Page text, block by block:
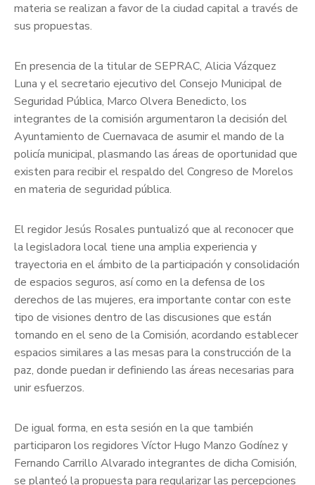
materia se realizan a favor de la ciudad capital a través de
sus propuestas.
En presencia de la titular de SEPRAC, Alicia Vázquez
Luna y el secretario ejecutivo del Consejo Municipal de
Seguridad Pública, Marco Olvera Benedicto, los
integrantes de la comisión argumentaron la decisión del
Ayuntamiento de Cuernavaca de asumir el mando de la
policía municipal, plasmando las áreas de oportunidad que
existen para recibir el respaldo del Congreso de Morelos
en materia de seguridad pública.
El regidor Jesús Rosales puntualizó que al reconocer que
la legisladora local tiene una amplia experiencia y
trayectoria en el ámbito de la participación y consolidación
de espacios seguros, así como en la defensa de los
derechos de las mujeres, era importante contar con este
tipo de visiones dentro de las discusiones que están
tomando en el seno de la Comisión, acordando establecer
espacios similares a las mesas para la construcción de la
paz, donde puedan ir definiendo las áreas necesarias para
unir esfuerzos.
De igual forma, en esta sesión en la que también
participaron los regidores Víctor Hugo Manzo Godínez y
Fernando Carrillo Alvarado integrantes de dicha Comisión,
se planteó la propuesta para regularizar las percepciones